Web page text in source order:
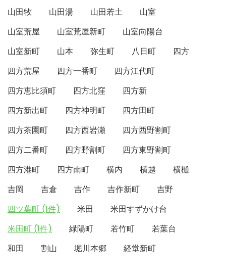
山田牧
山田湯 山田若土
山室
山室荒屋
山室荒屋新町
山室向陽台
山室新町
山本 弥生町 八日町
四方
四方荒屋
四方一番町
四方江代町
四方恵比須町
四方北窪
四方新
四方新出町
四方神明町
四方田町
四方茶園町
四方西岩瀬
四方西野割町
四方二番町
四方野割町
四方東野割町
四方港町
四方南町 横内 横越
横樋
吉岡
吉倉 吉作 吉作新町
吉野
四ツ葉町 (1件)
米田
米田すずかけ台
米田町 (1件)
緑陽町 若竹町
若葉台
和田
割山 堀川本郷 経堂新町